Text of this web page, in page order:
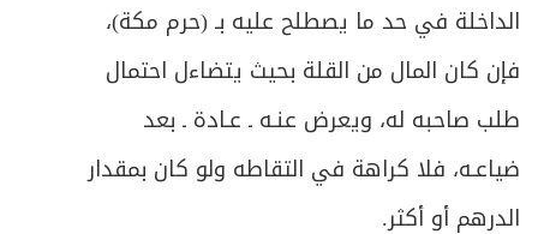
الداخلة في حد ما يصطلح عليه بـ (حرم مكة)،
فإن كان المال من القلة بحيث يتضاءل احتمال
طلب صاحبه له، ويعرض عنـه ـ عـادة ـ بعد
ضياعـه، فلا كراهة في التقاطه ولو كان بمقدار
الدرهم أو أكثر.